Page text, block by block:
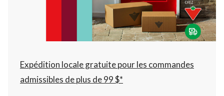
Ouvert,
Fermeture
à
22:00
changer
Expédition locale gratuite pour les commandes
admissibles de plus de 99 $*